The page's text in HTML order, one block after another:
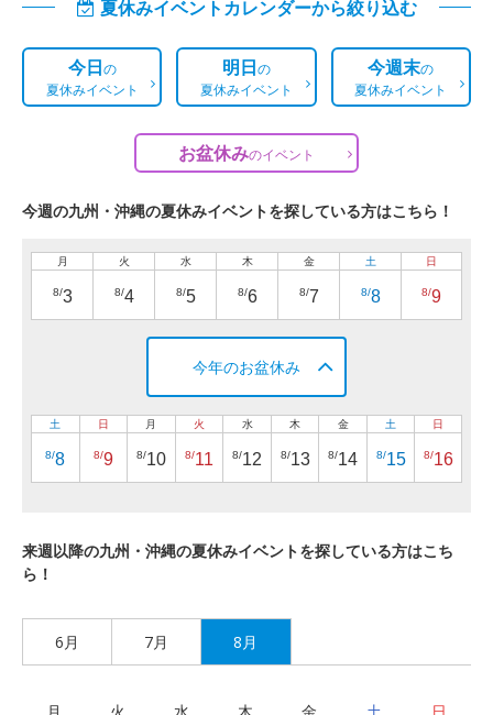
夏休みイベントカレンダーから絞り込む
今日の
夏休みイベント
明日の
夏休みイベント
今週末の
夏休みイベント
お盆休みのイベント
今週の九州・沖縄の夏休みイベントを探している方はこちら！
月
8/3
火
8/4
水
8/5
木
8/6
金
8/7
土
8/8
日
8/9
今年のお盆休み
土
8/8
日
8/9
月
8/10
火
8/11
水
8/12
木
8/13
金
8/14
土
8/15
日
8/16
来週以降の九州・沖縄の夏休みイベントを探している方はこち
ら！
6月 7月 8月
月 火 水 木 金 土 日